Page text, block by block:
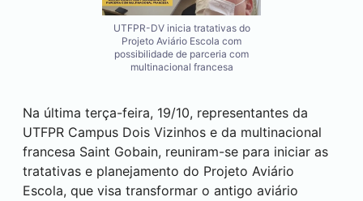
UTFPR-DV inicia tratativas do
Projeto Aviário Escola com
possibilidade de parceria com
multinacional francesa
Na última terça-feira, 19/10, representantes da
UTFPR Campus Dois Vizinhos e da multinacional
francesa Saint Gobain, reuniram-se para iniciar as
tratativas e planejamento do Projeto Aviário
Escola, que visa transformar o antigo aviário